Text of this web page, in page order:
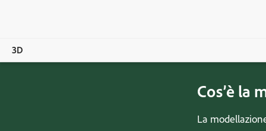
3D
Cos’è la
La